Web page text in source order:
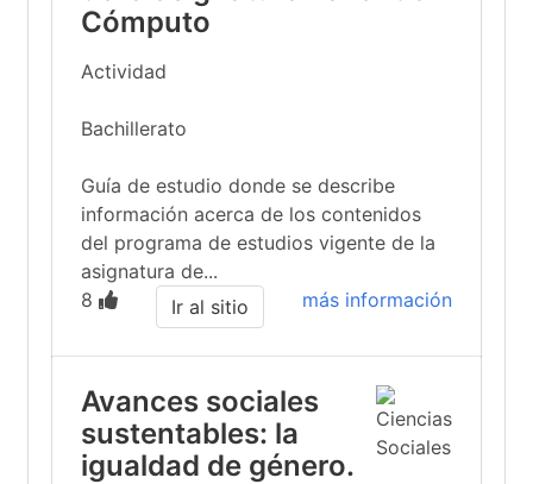
Cómputo
Actividad
Bachillerato
Guía de estudio donde se describe
información acerca de los contenidos
del programa de estudios vigente de la
asignatura de...
8
más información
Ir al sitio
Avances sociales
sustentables: la
igualdad de género.